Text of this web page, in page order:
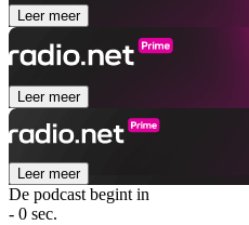
Leer meer
Leer meer
Leer meer
De podcast begint in
- 0 sec.